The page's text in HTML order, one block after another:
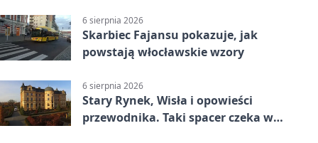
6 sierpnia 2026
Skarbiec Fajansu pokazuje, jak
powstają włocławskie wzory
6 sierpnia 2026
Stary Rynek, Wisła i opowieści
przewodnika. Taki spacer czeka we